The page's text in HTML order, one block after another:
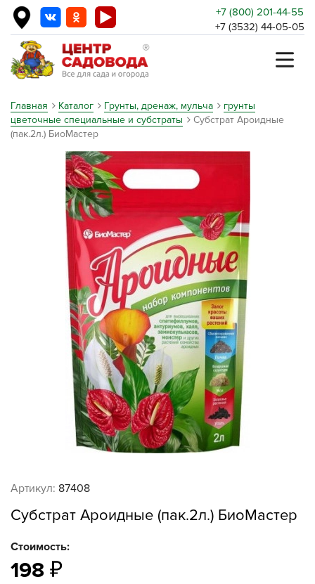
+7 (800) 201-44-55
+7 (3532) 44-05-05
Главная Каталог Грунты, дренаж, мульча
грунты
цветочные специальные и субстраты
Субстрат Ароидные
(пак.2л.) БиоМастер
Артикул: 87408
Субстрат Ароидные (пак.2л.) БиоМастер
Стоимость:
198